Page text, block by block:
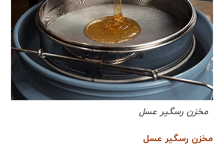
مخزن رسگیر عسل
مخزن رسگیر عسل